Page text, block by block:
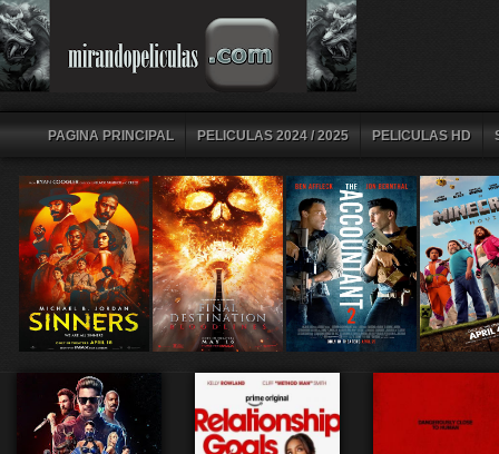
PAGINA PRINCIPAL PELICULAS 2024 / 2025 PELICULAS HD